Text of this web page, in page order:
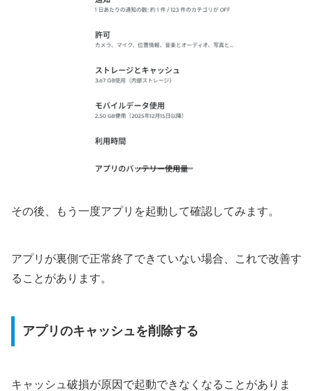
その後、もう一度アプリを起動して確認してみます。
アプリが裏側で正常終了できていない場合、これで改善す
ることがあります。
アプリのキャッシュを削除する
キャッシュ破損が原因で起動できなくなることがありま